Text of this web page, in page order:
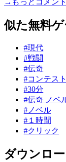
似た無料ゲ
#現代
#戦闘
#伝奇
#コンテスト
#30分
#伝奇 ノベ
#ノベル
#１時間
#クリック
ダウンロ